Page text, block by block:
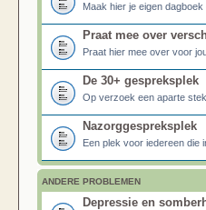
Maak hier je eigen
Praat mee over
Praat hier mee over voor
De 30+ gespreksplek
Op verzoek een aparte
Nazorggespreksplek
Een plek voor iedereen die
ANDERE PROBLEMEN
Depressie en